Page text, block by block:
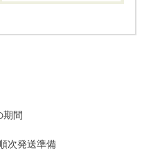
期間
次発送準備